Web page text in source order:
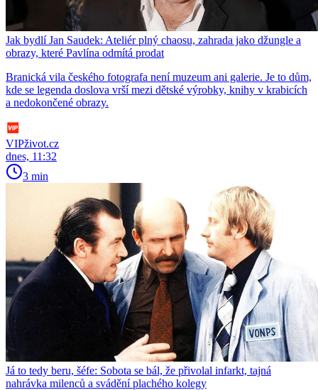
Jak bydlí Jan Saudek: Ateliér plný chaosu, zahrada jako džungle a
obrazy, které Pavlína odmítá prodat
Branická vila českého fotografa není muzeum ani galerie. Je to dům,
kde se legenda doslova vrší mezi dětské výrobky, knihy v krabicích
a nedokončené obrazy.
VIPživot.cz
dnes, 11:32
3 min
Já to tedy beru, šéfe: Sobota se bál, že přivolal infarkt, tajná
nahrávka milenců a svádění plachého kolegy